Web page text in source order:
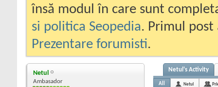
însă modul în care sunt
si politica Seopedia. Primul
Prezentare forumisti.
Netul
Ambasador
Netul's Activity
All Netul